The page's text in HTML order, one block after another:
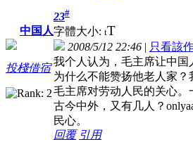
中国人
投棧借宿
23#
字體大小: tT
2008/5/12 22:46 | 只看該
我个人认为，毛主席让中国
为什么不能赞扬他老人家
毛主席对劳动人民的关心。
古今中外，又有几人？
民心。
回覆 引用